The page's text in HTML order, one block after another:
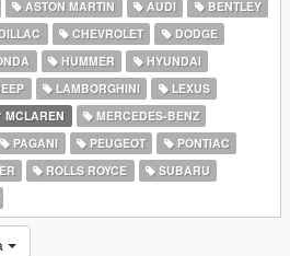
ASTON MARTIN AUDI
BENTLEY
CHEVROLET
DODGE
HUMMER
HYUNDAI
LAMBORGHINI
LEXUS
MCLAREN
MERCEDES-BENZ
PAGANI PEUGEOT
PONTIAC
ROLLS ROYCE
SUBARU